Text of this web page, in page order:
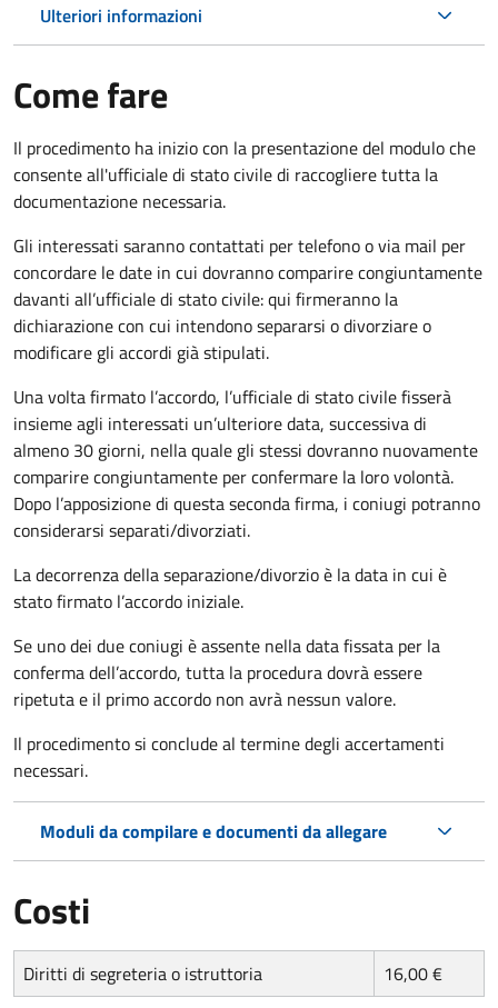
Ulteriori informazioni
Come fare
Il procedimento ha inizio con la presentazione del modulo che
consente all'ufficiale di stato civile di raccogliere tutta la
documentazione necessaria.
Gli interessati saranno contattati per telefono o via mail per
concordare le date in cui dovranno comparire congiuntamente
davanti all’ufficiale di stato civile: qui firmeranno la
dichiarazione con cui intendono separarsi o divorziare o
modificare gli accordi già stipulati.
Una volta firmato l’accordo, l’ufficiale di stato civile fisserà
insieme agli interessati un’ulteriore data, successiva di
almeno 30 giorni, nella quale gli stessi dovranno nuovamente
comparire congiuntamente per confermare la loro volontà.
Dopo l’apposizione di questa seconda firma, i coniugi potranno
considerarsi separati/divorziati.
La decorrenza della separazione/divorzio è la data in cui è
stato firmato l’accordo iniziale.
Se uno dei due coniugi è assente nella data fissata per la
conferma dell’accordo, tutta la procedura dovrà essere
ripetuta e il primo accordo non avrà nessun valore.
Il procedimento si conclude al termine degli accertamenti
necessari.
Moduli da compilare e documenti da allegare
Costi
Diritti di segreteria o istruttoria 16,00 €